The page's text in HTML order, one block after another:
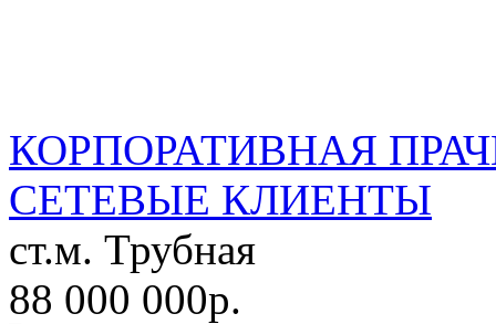
КОРПОРАТИВНАЯ
СЕТЕВЫЕ КЛИЕНТЫ
ст.м. Трубная
88 000 000р.